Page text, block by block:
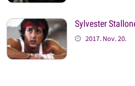
Sylvester
2017. Nov. 20.